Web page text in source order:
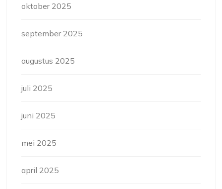
oktober 2025
september 2025
augustus 2025
juli 2025
juni 2025
mei 2025
april 2025